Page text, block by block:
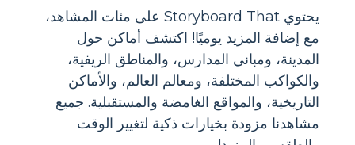
يحتوي Storyboard That على مئات المشاهد،
مع إضافة المزيد يوميًا! اكتشف أماكن حول
المدينة، ومباني المدارس، والمناطق الريفية،
والكواكب المختلفة، ومعالم العالم، والأماكن
التاريخية، والمواقع الغامضة والمستقبلية. جميع
مشاهدنا مزودة بخيارات ذكية لتغيير الوقت